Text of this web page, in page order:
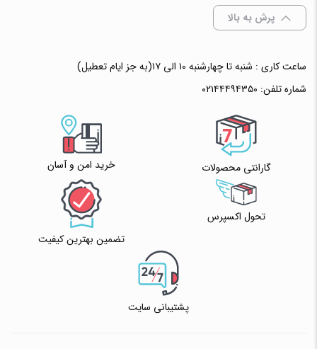
✧ چت با پشتیبان واتس آپ
پرش به بالا
ساعت کاری : شنبه تا چهارشنبه ۱۰ الی ۱۷(به جز ایام تعطیل)
شماره تلفن: ۰۲۱۴۴۴۹۴۳۵۰
گارانتی محصولات خرید امن و آسان
تحول اکسپرس
تضمین بهترین کیفیت
پشتیبانی سایت